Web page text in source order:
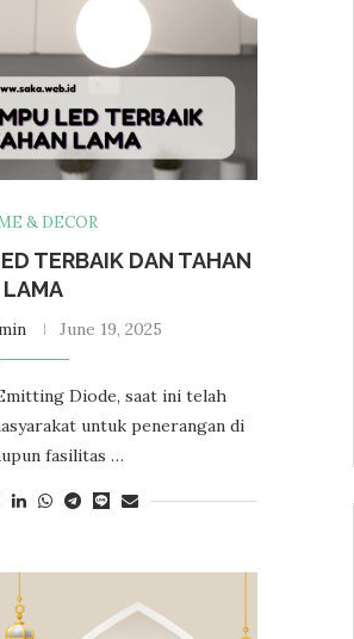
& DECOR
TERBAIK DAN TAHAN
LAMA
June 19, 2025
Diode, saat ini telah
untuk penerangan di
fasilitas …